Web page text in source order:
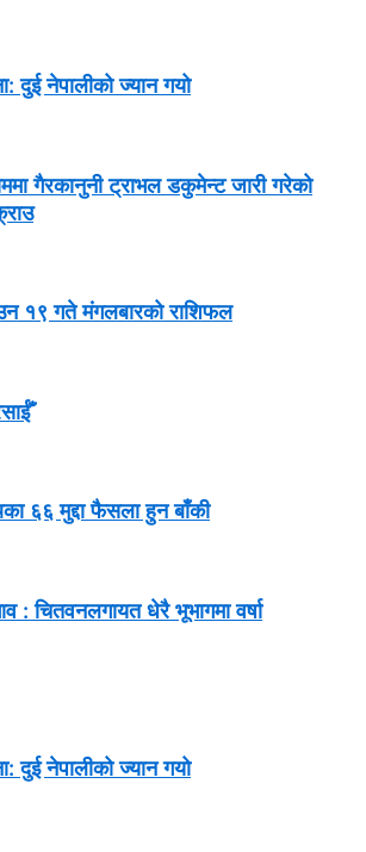
दुई नेपालीको ज्यान गयो
गैरकानुनी ट्राभल डकुमेन्ट जारी गरेको
१९ गते मंगलबारको राशिफल
६६ मुद्दा फैसला हुन बाँकी
: चितवनलगायत धेरै भूभागमा वर्षा
दुई नेपालीको ज्यान गयो